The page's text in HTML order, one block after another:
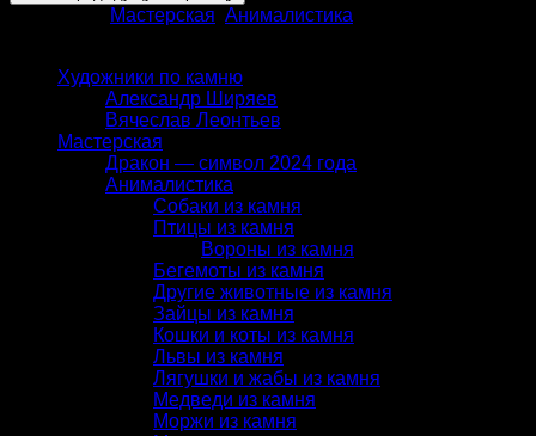
Мастерская Анималистика
Художники по камню
Александр Ширяев
Вячеслав Леонтьев
Мастерская
Дракон — символ 2024 года
Анималистика
Собаки из камня
Птицы из камня
Вороны из камня
Бегемоты из камня
Другие животные из камня
Зайцы из камня
Кошки и коты из камня
Львы из камня
Лягушки и жабы из камня
Медведи из камня
Моржи из камня